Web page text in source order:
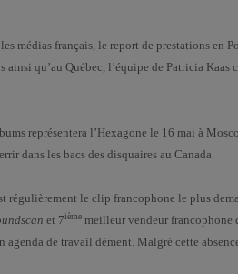
médias français, le report de prestations en
ainsi qu’au Québec, l’équipe de Patricia
représentera l’Hexagone le 16 mai à
dans les bacs des disquaires au Canada.
régulièrement le clip francophone le plus
et 7ième meilleur vendeur francophone
agenda de travail dément. Malgré cette